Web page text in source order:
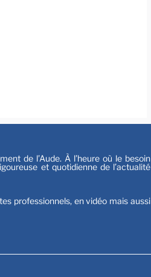
de l’Aude. À l’heure où le besoin
et quotidienne de l’actualité
professionnels, en vidéo mais aussi